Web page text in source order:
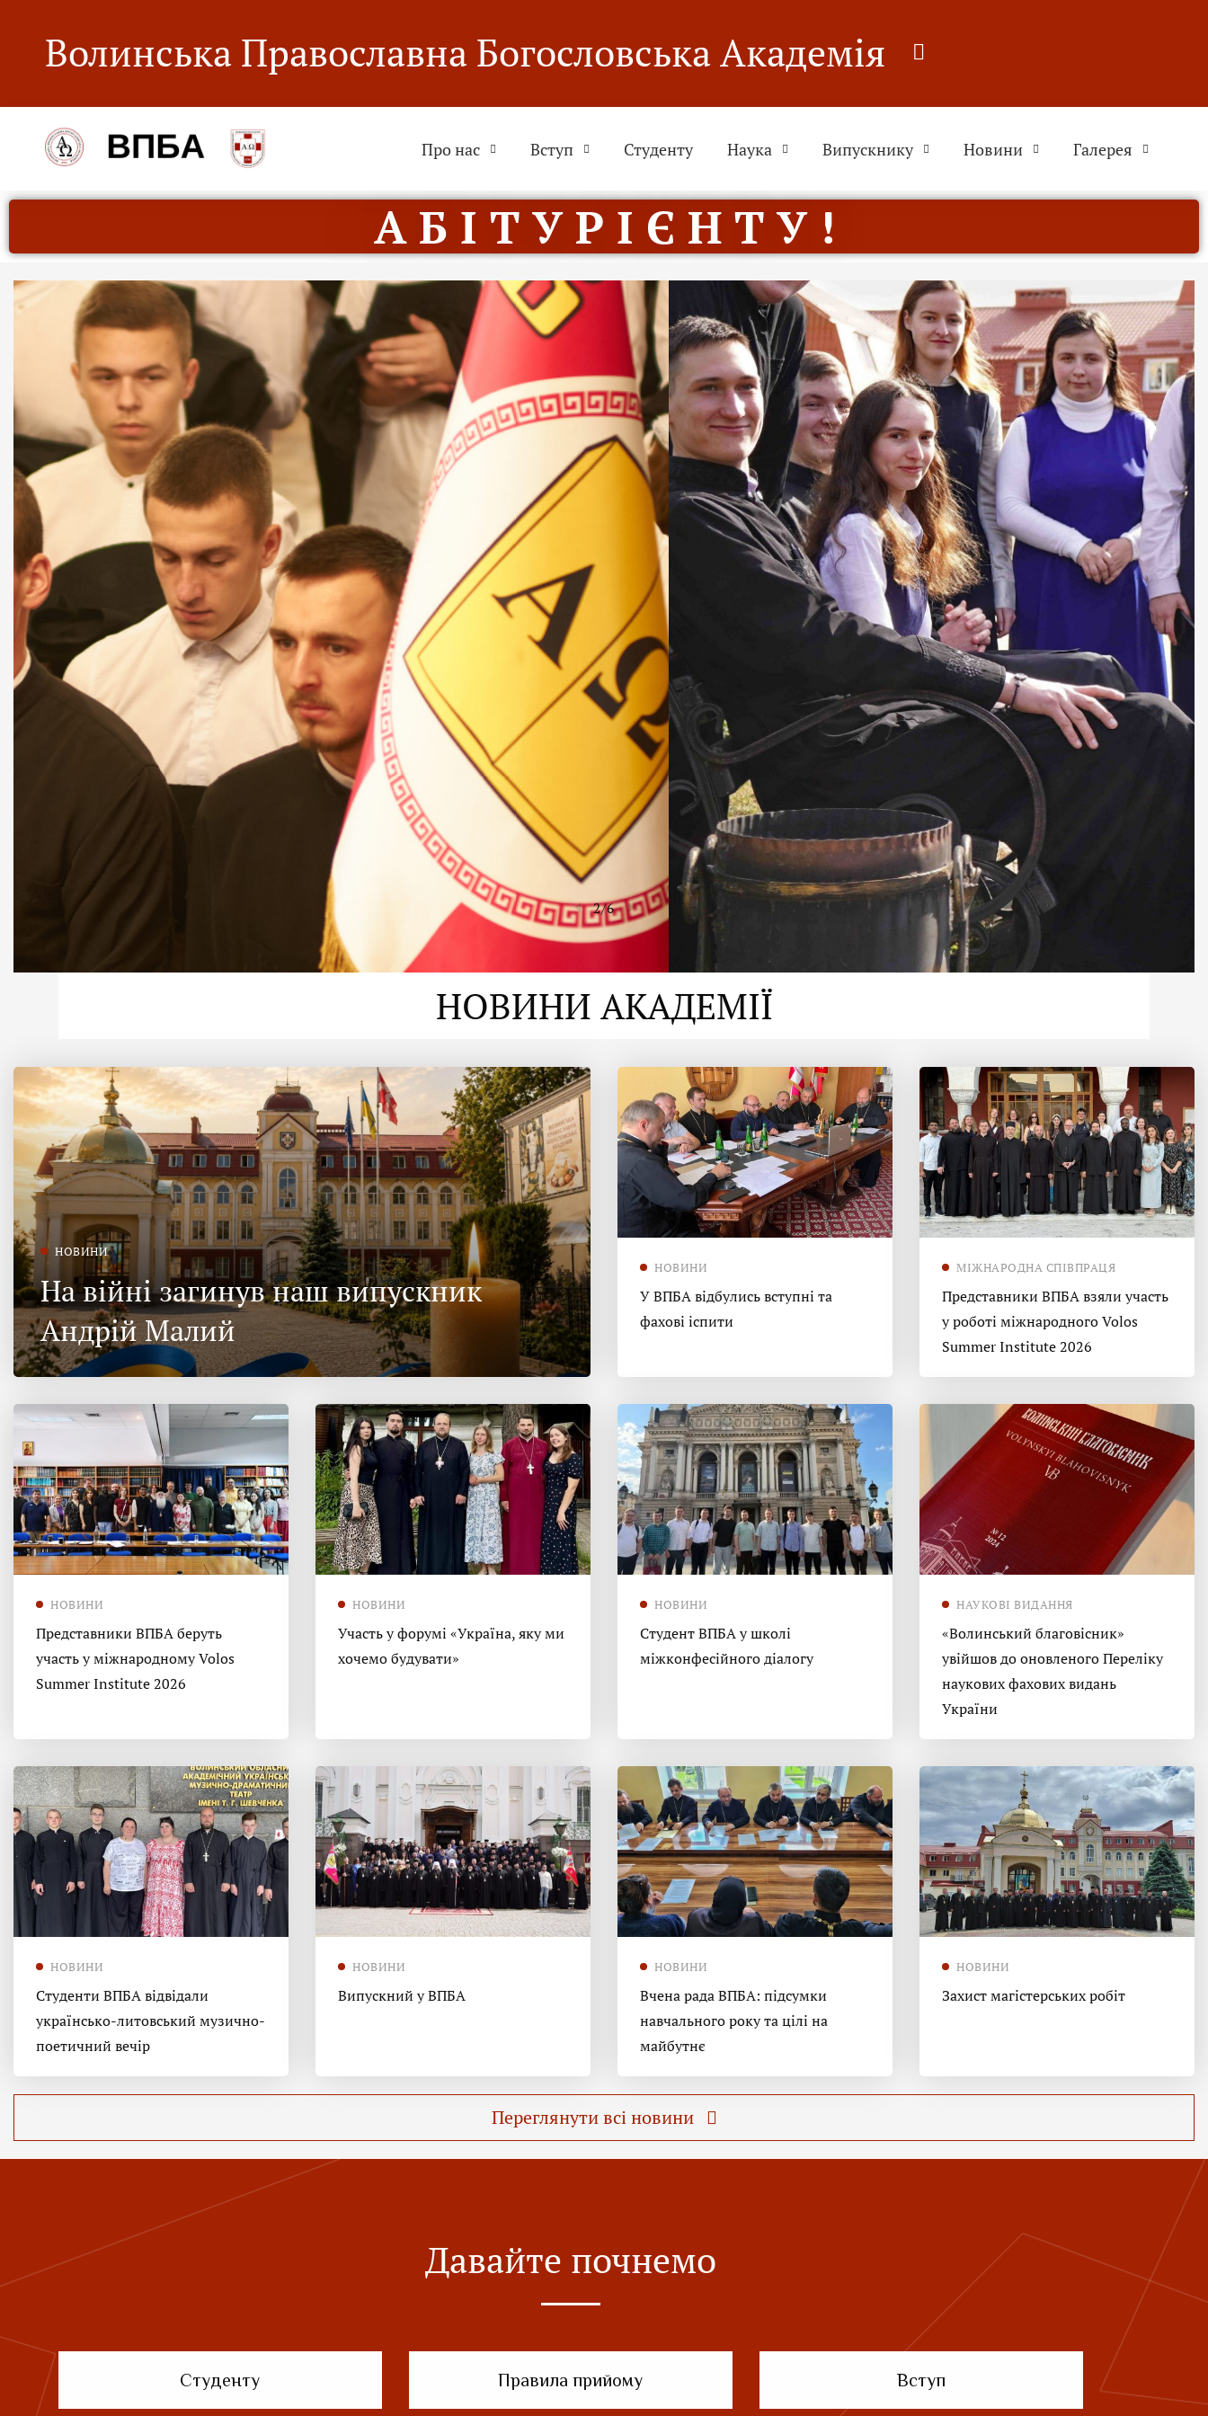
Волинська Православна Богословська Академія
Про нас Вступ Студенту Наука Випускнику Новини Галерея
А Б І Т У Р І Є Н Т У !
ДУХОВНО СИЛЬНІ!
ВПБА — спільнота, де
формується покликання
Читати більше
2/6
НОВИНИ АКАДЕМІЇ
НОВИНИ
На війні загинув наш випускник
Андрій Малий
НОВИНИ
У ВПБА відбулись вступні та
фахові іспити
МІЖНАРОДНА СПІВПРАЦЯ
Представники ВПБА взяли участь
у роботі міжнародного Volos
Summer Institute 2026
НОВИНИ
Представники ВПБА беруть
участь у міжнародному Volos
Summer Institute 2026
НОВИНИ
Участь у форумі «Україна, яку ми
хочемо будувати»
НОВИНИ
Студент ВПБА у школі
міжконфесійного діалогу
НАУКОВІ ВИДАННЯ
«Волинський благовісник»
увійшов до оновленого Переліку
наукових фахових видань
України
НОВИНИ
Студенти ВПБА відвідали
українсько-литовський музично-
поетичний вечір
НОВИНИ
Випускний у ВПБА
НОВИНИ
Вчена рада ВПБА: підсумки
навчального року та цілі на
майбутнє
НОВИНИ
Захист магістерських робіт
Переглянути всі новини
Давайте почнемо
Студенту Правила прийому Вступ